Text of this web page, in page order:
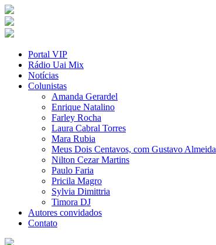
Portal VIP
Rádio Uai Mix
Notícias
Colunistas
Amanda Gerardel
Enrique Natalino
Farley Rocha
Laura Cabral Torres
Mara Rubia
Meus Dois Centavos, com Gustavo Almeida
Nilton Cezar Martins
Paulo Faria
Pricila Magro
Sylvia Dimittria
Timora DJ
Autores convidados
Contato